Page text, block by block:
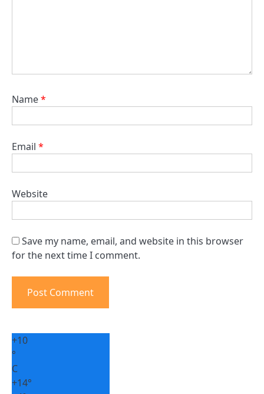
Name*
Email *
Website
Save my name, email, and website in this browser
for the next time I comment.
+10
°
C
+14°